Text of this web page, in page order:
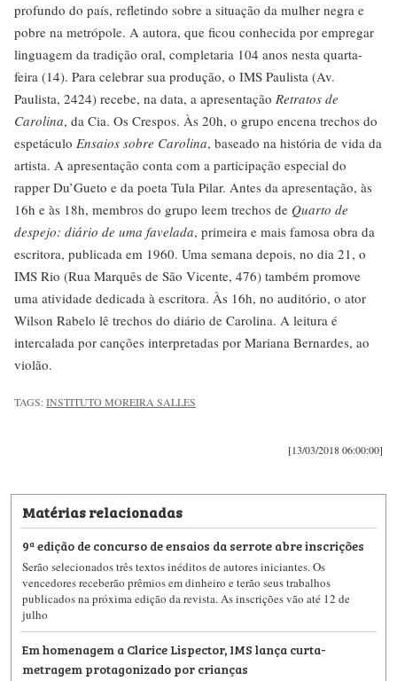
profundo do país, refletindo sobre a situação da mulher negra e
pobre na metrópole. A autora, que ficou conhecida por empregar
linguagem da tradição oral, completaria 104 anos nesta quarta-
feira (14). Para celebrar sua produção, o IMS Paulista (Av.
Paulista, 2424) recebe, na data, a apresentação Retratos de
Carolina, da Cia. Os Crespos. Às 20h, o grupo encena trechos do
espetáculo Ensaios sobre Carolina, baseado na história de vida da
artista. A apresentação conta com a participação especial do
rapper Du’Gueto e da poeta Tula Pilar. Antes da apresentação, às
16h e às 18h, membros do grupo leem trechos de Quarto de
despejo: diário de uma favelada, primeira e mais famosa obra da
escritora, publicada em 1960. Uma semana depois, no dia 21, o
IMS Rio (Rua Marquês de São Vicente, 476) também promove
uma atividade dedicada à escritora. Às 16h, no auditório, o ator
Wilson Rabelo lê trechos do diário de Carolina. A leitura é
intercalada por canções interpretadas por Mariana Bernardes, ao
violão.
TAGS:INSTITUTO MOREIRA SALLES
[13/03/2018 06:00:00]
Matérias relacionadas
9ª edição de concurso de ensaios da serrote abre inscrições
Serão selecionados três textos inéditos de autores iniciantes. Os
vencedores receberão prêmios em dinheiro e terão seus trabalhos
publicados na próxima edição da revista. As inscrições vão até 12 de
julho
Em homenagem a Clarice Lispector, IMS lança curta-
metragem protagonizado por crianças